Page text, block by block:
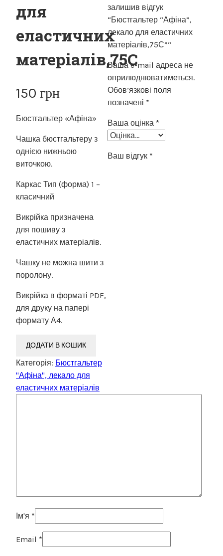
для
еластичних
матеріалів,75С
150 грн
Бюстгальтер «Афіна»
Чашка бюстгальтеру з
однією нижньою
виточкою.
Каркас Тип (форма) 1 –
класичний
Викрійка призначена
для пошиву з
еластичних матеріалів.
Чашку не можна шити з
поролону.
Викрійка в форматі PDF,
для друку на папері
формату А4.
ДОДАТИ В КОШИК
Категорія: Бюстгальтер
"Афіна", лекало для
еластичних матеріалів
залишив відгук
“Бюстгальтер “Афіна”,
лекало для еластичних
матеріалів,75С”“
Ваша e-mail адреса не
оприлюднюватиметься.
Обов’язкові поля
позначені *
Ваша оцінка *
Ваш відгук *
Ім'я *
Email *